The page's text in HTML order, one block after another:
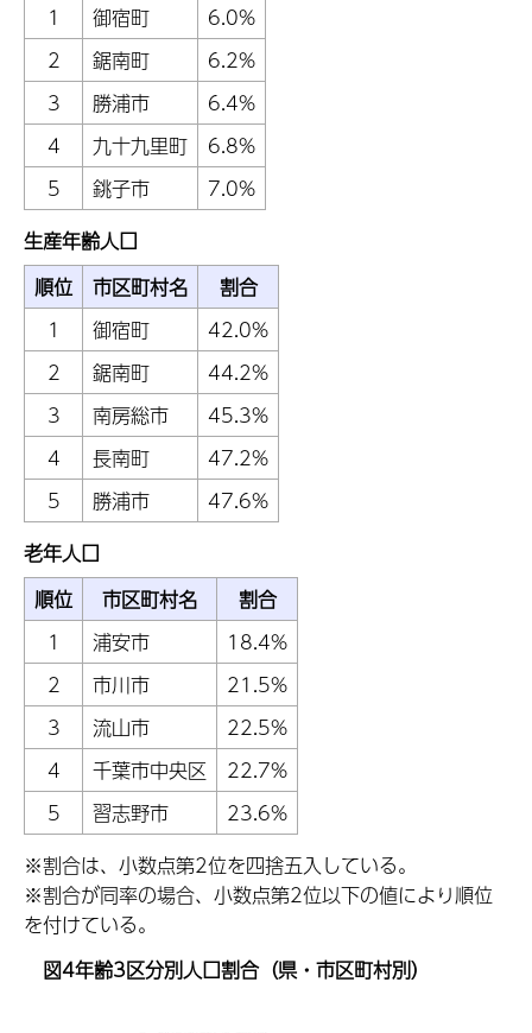
1 御宿町
6.0%
2
鋸南町
6.2%
3
勝浦市
6.4%
4
九十九里町
6.8%
5
銚子市 7.0%
順位 市区町村名 割合
生産年齢人口
1 御宿町
42.0%
2
鋸南町
44.2%
3
南房総市
45.3%
4
長南町
47.2%
5
勝浦市 47.6%
順位 市区町村名 割合
老年人口
1 浦安市
18.4%
2
市川市
21.5%
3
流山市
22.5%
4
千葉市中央区
22.7%
5
習志野市
23.6%
※割合は、小数点第2位を四捨五入している。
※割合が同率の場合、小数点第2位以下の値により順位
を付けている。
図4年齢3区分別人口割合（県・市区町村別）